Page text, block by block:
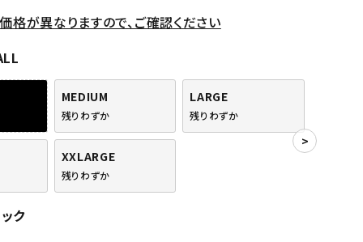
格が異なりますので、ご確認ください
MEDIUM
残りわずか
LARGE
残りわずか
XXLARGE
残りわずか
ク